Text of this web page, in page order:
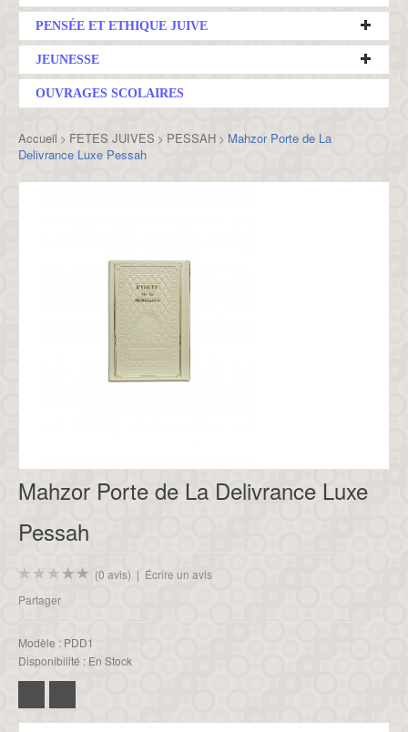
PENSÉE ET ETHIQUE JUIVE
JEUNESSE
OUVRAGES SCOLAIRES
Accueil > FETES JUIVES > PESSAH > Mahzor Porte de La
Delivrance Luxe Pessah
Mahzor Porte de La Delivrance Luxe
Pessah
(0 avis) | Écrire un avis
Partager
Modèle : PDD1
Disponibilité : En Stock